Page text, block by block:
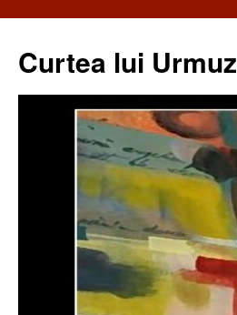
Curtea lui Urmuz